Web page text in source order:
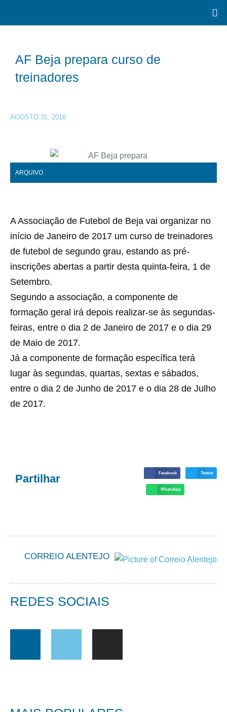
AF Beja prepara curso de
treinadores
AGOSTO 31, 2016
ARQUIVO
A Associação de Futebol de Beja vai organizar no
início de Janeiro de 2017 um curso de treinadores
de futebol de segundo grau, estando as pré-
inscrições abertas a partir desta quinta-feira, 1 de
Setembro.
Segundo a associação, a componente de
formação geral irá depois realizar-se às segundas-
feiras, entre o dia 2 de Janeiro de 2017 e o dia 29
de Maio de 2017.
Já a componente de formação específica terá
lugar às segundas, quartas, sextas e sábados,
entre o dia 2 de Junho de 2017 e o dia 28 de Julho
de 2017.
Partilhar Facebook Twitter
WhatsApp
CORREIO ALENTEJO
REDES SOCIAIS